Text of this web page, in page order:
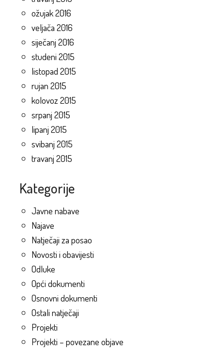
ožujak 2016
veljača 2016
siječanj 2016
studeni 2015
listopad 2015
rujan 2015
kolovoz 2015
srpanj 2015
lipanj 2015
svibanj 2015
travanj 2015
Kategorije
Javne nabave
Najave
Natječaji za posao
Novosti i obavijesti
Odluke
Opći dokumenti
Osnovni dokumenti
Ostali natječaji
Projekti
Projekti – povezane objave